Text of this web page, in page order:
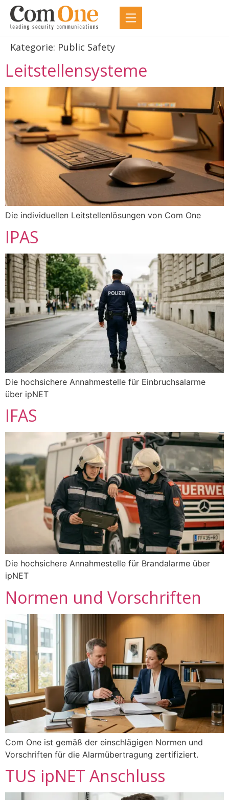
Kategorie: Public Safety
Leitstellensysteme
Die individuellen Leitstellenlösungen von Com One
IPAS
Die hochsichere Annahmestelle für Einbruchsalarme
über ipNET
IFAS
Die hochsichere Annahmestelle für Brandalarme über
ipNET
Normen und Vorschriften
Com One ist gemäß der einschlägigen Normen und
Vorschriften für die Alarmübertragung zertifiziert.
TUS ipNET Anschluss